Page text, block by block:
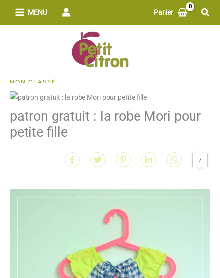
MENU Panier
NON CLASSÉ
patron gratuit : la robe Mori pour
petite fille
7